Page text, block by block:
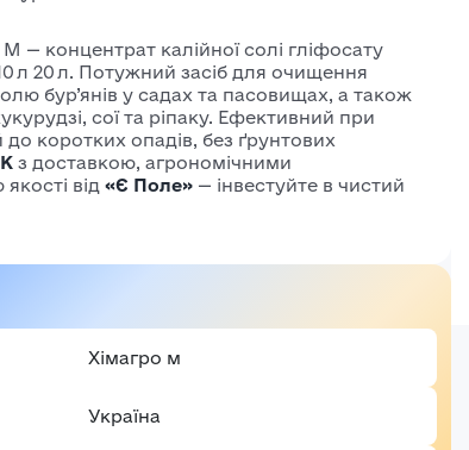
— концентрат калійної солі гліфосату
л 20 л. Потужний засіб для очищення
бур’янів у садах та пасовищах, а також
сої та ріпаку. Ефективний при
коротких опадів, без ґрунтових
з доставкою, агрономічними
від «Є Поле» — інвестуйте в чистий
Хімагро м
Україна